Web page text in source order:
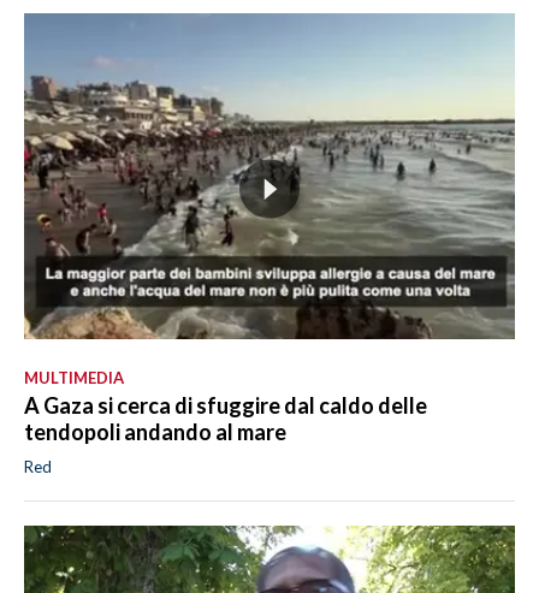
MULTIMEDIA
A Gaza si cerca di sfuggire dal caldo delle
tendopoli andando al mare
Red